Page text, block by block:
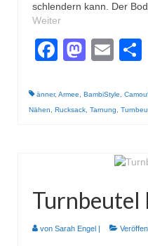
Gestrickt
schlendern kann. Der
Weiter
Facebook
änner, Armee, BambiStyle,
Nähen, Rucksack, Tarnung,
Turnbeutel
von Sarah Engel |